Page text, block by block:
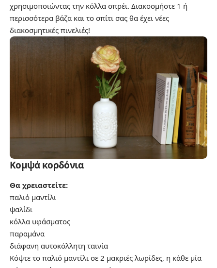
χρησιμοποιώντας την κόλλα σπρέι. Διακοσμήστε 1 ή
περισσότερα βάζα και το σπίτι σας θα έχει νέες
διακοσμητικές πινελιές!
Κομψά κορδόνια
Θα χρειαστείτε:
παλιό μαντίλι
ψαλίδι
κόλλα υφάσματος
παραμάνα
διάφανη αυτοκόλλητη ταινία
Κόψτε το παλιό μαντίλι σε 2 μακριές λωρίδες, η κάθε μία